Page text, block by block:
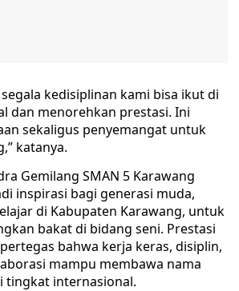
kedisiplinan kami bisa ikut di
dan menorehkan prestasi. Ini
sekaligus penyemangat untuk
katanya.
Gemilang SMAN 5 Karawang
inspirasi bagi generasi muda,
di Kabupaten Karawang, untuk
bakat di bidang seni. Prestasi
bahwa kerja keras, disiplin,
mampu membawa nama
tingkat internasional.